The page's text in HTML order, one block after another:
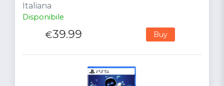
Italiana
Disponibile
€39.99 Buy